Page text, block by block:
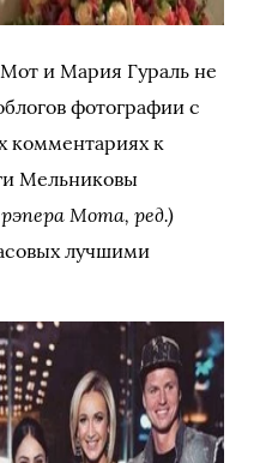
и Мария Гураль не
фотографии с
комментариях к
Мельниковы
Мота, ред.)
лучшими